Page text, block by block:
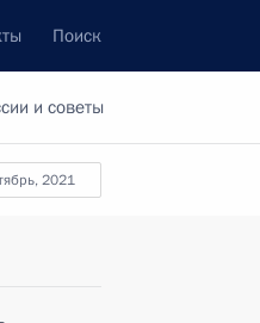
Поиск
и советы
2021